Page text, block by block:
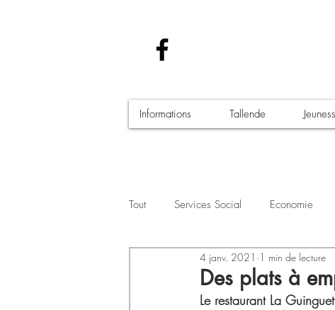
Informations Tallende
Tout Services Social Economie
Santé - Covid-19 Culture
Des plats à
4 janv. 2021 1 min de lecture
Le restaurant La